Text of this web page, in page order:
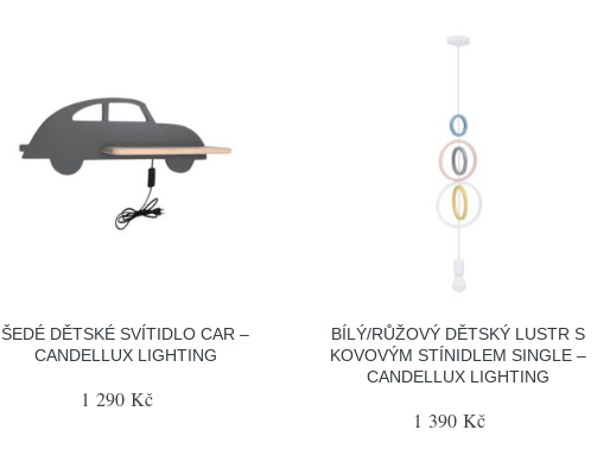
ŠEDÉ DĚTSKÉ SVÍTIDLO CAR –
CANDELLUX LIGHTING
1 290 Kč
BÍLÝ/RŮŽOVÝ DĚTSKÝ LUSTR S
KOVOVÝM STÍNIDLEM SINGLE –
CANDELLUX LIGHTING
1 390 Kč